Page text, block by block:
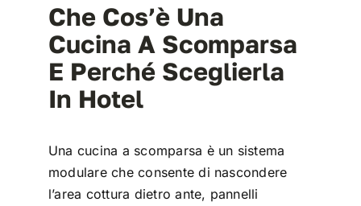
Che Cos’è Una
Cucina A Scomparsa
E Perché Sceglierla
In Hotel
Una cucina a scomparsa è un sistema
modulare che consente di nascondere
l’area cottura dietro ante, pannelli